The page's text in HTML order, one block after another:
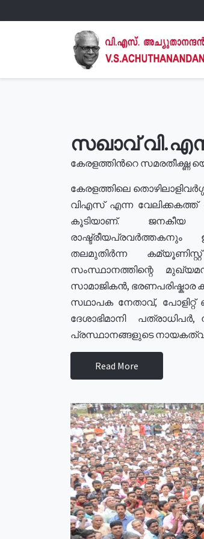
സഖാവ്
കേരളത്തിൻറെ സമരതീക്ഷ്ണ
കേരളത്തിലെ
വിഎസ് എന്ന വേലിക്കകത്ത്
കൂടിയാണ്. ജനകീയ
രാഷ്ട്രീയപ്രവർത്തകനും
തലമുതിർന്ന
സംസ്ഥാനത്തിന്റെ
സാമാജികൻ, ഭരണപരിഷ്കാര
സഥാപക നേതാവ്,
ദേശാഭിമാനി
പ്രസ്ഥാനങ്ങളുടെ
Read More